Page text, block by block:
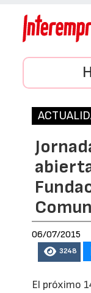
06/07/2015
3248
El próximo